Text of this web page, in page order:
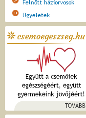
Felnőtt háziorvosok
Ügyeletek
csemoegeszseg.hu
Együtt a csemőiek
egészségéért, együtt
gyermekeink jövőjéért!
TOVÁBB